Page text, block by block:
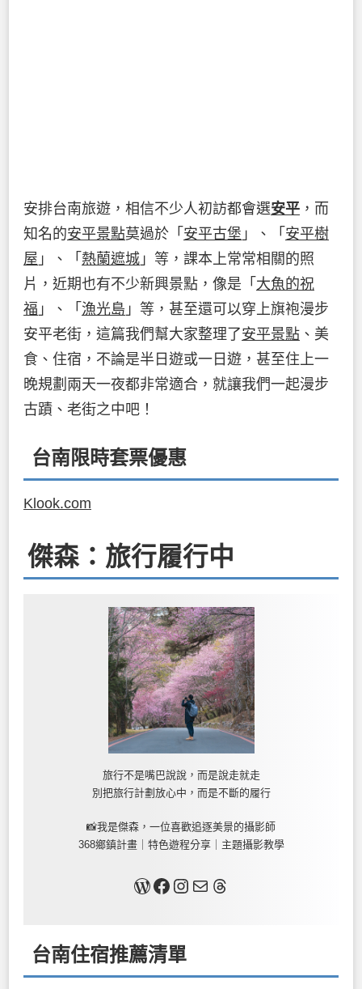
安排台南旅遊，相信不少人初訪都會選安平 ，而
知名的安平景點莫過於「 安平古堡 」、「 安平樹
屋 」、「 熱蘭遮城 」等，課本上常常相關的照
片，近期也有不少新興景點，像是「 大魚的祝
福 」、「 漁光島 」等，甚至還可以穿上旗袍漫步
安平老街，這篇我們幫大家整理了安平景點 、美
食、住宿，不論是半日遊或一日遊，甚至住上一
晚規劃兩天一夜都非常適合，就讓我們一起漫步
古蹟、老街之中吧！
台南限時套票優惠
Klook.com
傑森：旅行履行中
旅行不是嘴巴說說，而是說走就走
別把旅行計劃放心中，而是不斷的履行
📸我是傑森，一位喜歡追逐美景的攝影師
368鄉鎮計畫｜特色遊程分享｜主題攝影教學
關於我Facebook InstagramMail Threads
台南住宿推薦清單